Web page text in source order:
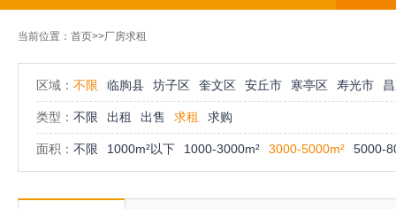
当前位置： 首页>>厂房求租
区域： 不限 临朐县 坊子区 奎文区 安丘市 寒亭区 寿光市
类型： 不限 出租 出售 求租 求购
面积： 不限 1000m²以下 1000-3000m² 3000-5000m² 5000-